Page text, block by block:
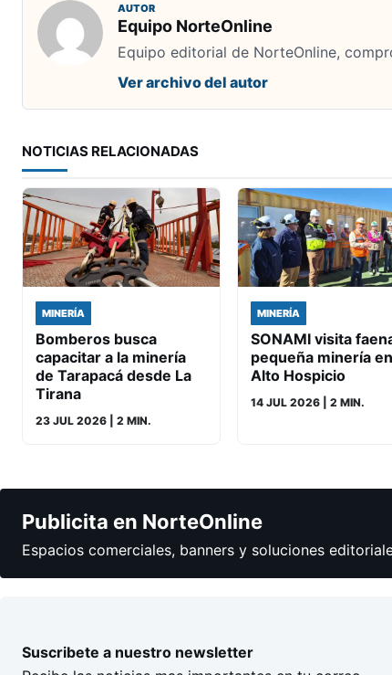
AUTOR
Equipo NorteOnline
Equipo editorial de NorteOnline,
Ver archivo del autor
NOTICIAS RELACIONADAS
MINERÍA
Bomberos busca
capacitar a la minería
de Tarapacá desde La
Tirana
23 JUL 2026 | 2 MIN.
MINERÍA
SONAMI visita
pequeña minería en
Alto Hospicio
14 JUL 2026 | 2 MIN.
Publicita en NorteOnline
Espacios comerciales, banners y soluciones
Suscribete a nuestro newsletter